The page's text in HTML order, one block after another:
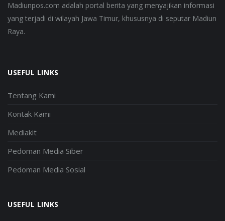
Madiunpos.com adalah portal berita yang menyajikan informasi
yang terjadi di wilayah Jawa Timur, khususnya di seputar Madiun
Raya.
USEFUL LINKS
Tentang Kami
Kontak Kami
Mediakit
Pedoman Media Siber
Pedoman Media Sosial
USEFUL LINKS